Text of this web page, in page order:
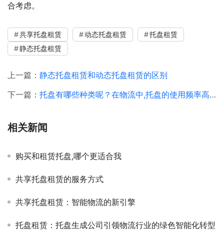
合考虑。
共享托盘租赁 动态托盘租赁
托盘租赁
静态托盘租赁
上一篇： 静态托盘租赁和动态托盘租赁的区别
下一篇： 托盘有哪些种类呢？在物流中,托盘的使用频率高吗？
相关新闻
购买和租赁托盘,哪个更适合我
共享托盘租赁的服务方式
共享托盘租赁：智能物流的新引擎
托盘租赁：托盘生成公司引领物流行业的绿色智能化转型